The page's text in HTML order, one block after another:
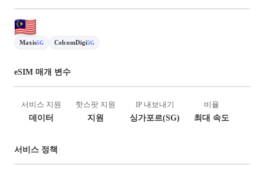
Maxis5G CelcomDigi5G
eSIM 매개 변수
서비스 지원
데이터
핫스팟 지원
지원
IP 내보내기
싱가포르(SG)
비율
최대 속도
서비스 정책